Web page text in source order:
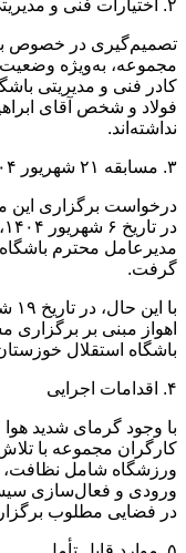
۲. اختیارات فنی و مدیریتی
تصمیم‌گیری در خصوص
مجموعه، به‌ویژه
کادر فنی و مدیریتی
فولاد و شخص آقای
نداشته‌اند.
۳. مسابقه ۲۱ شهریور ۱۴۰۴
درخواست برگزاری این
مدیرعامل محترم
گرفت.
اهواز مبنی بر برگزاری
باشگاه استقلال
۴. اقدامات اجرایی
با وجود گرمای شدید
کارگران مجموعه با
ورزشگاه شامل نظافت،
ورودی و فعال‌سازی
در فضایی مطلوب